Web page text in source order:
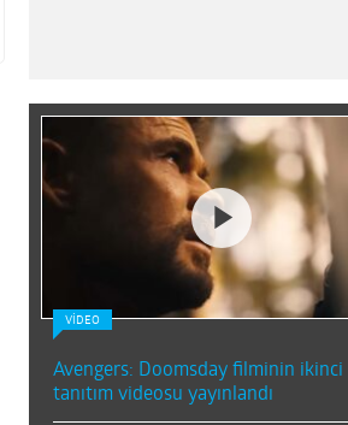
VİDEO
Avengers: Doomsday filminin ikinci
tanıtım videosu yayınlandı